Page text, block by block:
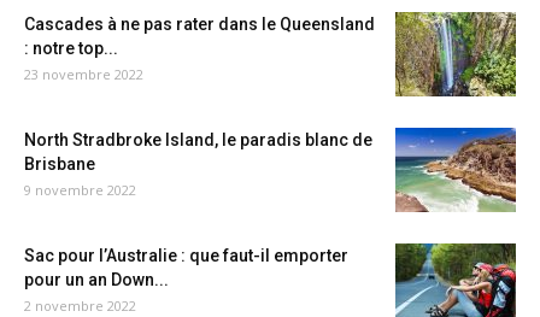
Cascades à ne pas rater dans le Queensland
: notre top...
23 novembre 2022
North Stradbroke Island, le paradis blanc de
Brisbane
9 novembre 2022
Sac pour l’Australie : que faut-il emporter
pour un an Down...
2 novembre 2022